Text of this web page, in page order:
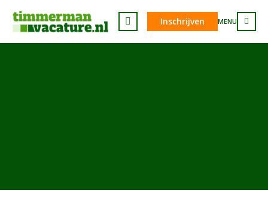
Inschrijven MENU